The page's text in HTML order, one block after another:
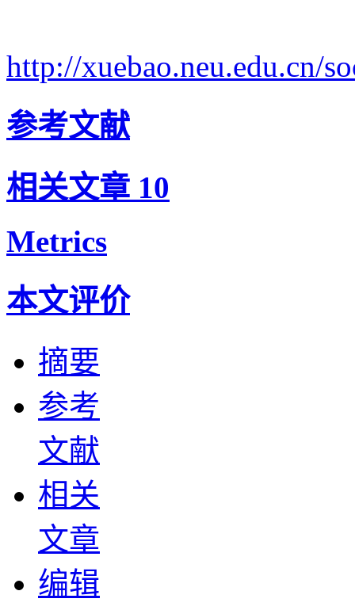
http://xuebao.neu.edu.cn/
参考文献
相关文章 10
Metrics
本文评价
摘要
参考
文献
相关
文章
编辑